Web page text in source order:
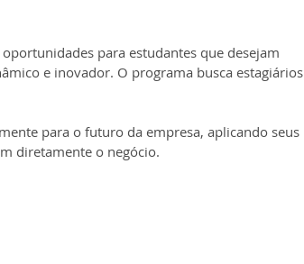
para estudantes que desejam
e inovador. O programa busca estagiários
para o futuro da empresa, aplicando seus
diretamente o negócio.